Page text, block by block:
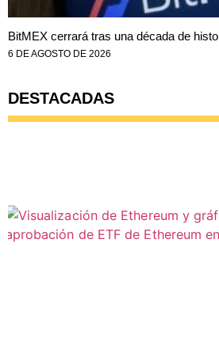
BitMEX cerrará tras una década de
6 DE AGOSTO DE 2026
DESTACADAS